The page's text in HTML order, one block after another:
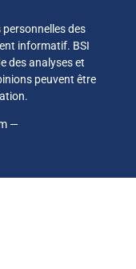
des
informatif. BSI
des analyses et
peuvent être
—